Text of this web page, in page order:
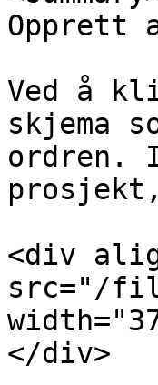
Opprett
Ved å
skjema
ordren.
<div
src="/
</div>